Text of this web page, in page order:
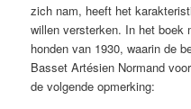
zich nam, heeft het
willen versterken. In het boek
honden van 1930, waarin de
Basset Artésien Normand
de volgende opmerking: